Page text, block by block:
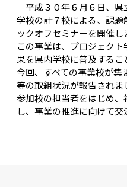
平成３０年６月６日、県
学校の計７校による、課
ックオフセミナーを開催し
この事業は、プロジェク
果を県内学校に普及するこ
今回、すべての事業校が集
等の取組状況が報告されま
参加校の担当者をはじめ
し、事業の推進に向けて交